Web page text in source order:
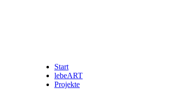
Start
lebeART
Projekte